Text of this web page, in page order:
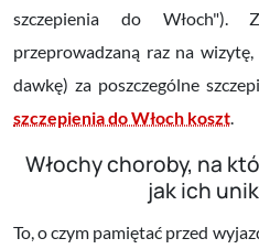
szczepienia do Włoch").
przeprowadzaną raz na
dawkę) za poszczególne
szczepienia do Włoch koszt.
Włochy choroby, na
jak ich
To, o czym pamiętać przed